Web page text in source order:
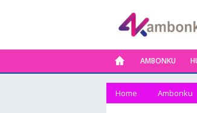
AMBONKU
Home Ambonku